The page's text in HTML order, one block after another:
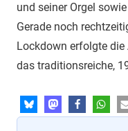
und seiner Orgel
Gerade noch
Lockdown erfolgte
das traditionsreiche,